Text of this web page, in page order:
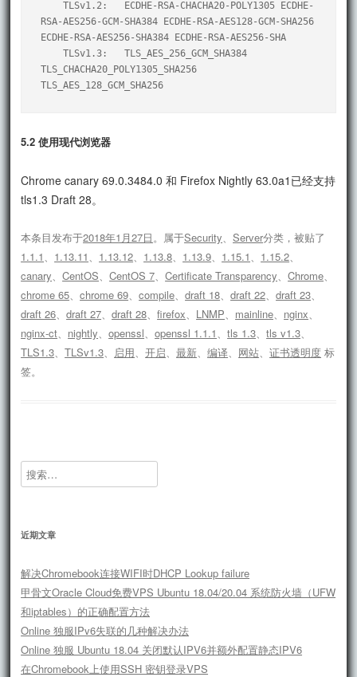
    TLSv1.2:   ECDHE-RSA-CHACHA20-POLY1305 ECDHE-
RSA-AES256-GCM-SHA384 ECDHE-RSA-AES128-GCM-SHA256
ECDHE-RSA-AES256-SHA384 ECDHE-RSA-AES256-SHA
    TLSv1.3:   TLS_AES_256_GCM_SHA384
TLS_CHACHA20_POLY1305_SHA256
5.2 使用现代浏览器
Chrome canary 69.0.3484.0 和 Firefox Nightly 63.0a1已经支持
tls1.3 Draft 28。
本条目发布于2018年1月27日 。属于Security 、Server分类，被贴了
1.1.1
1.13.11 1.13.12 1.13.8 1.13.9 1.15.1 1.15.2
canary 、CentOS 、CentOS 7 、Certificate Transparency 、Chrome
chrome 65 、chrome 69 、compile 、draft 18 、draft 22 、draft 23
draft 26 、draft 27 、draft 28 、firefox LNMP mainline nginx
nginx-ct
nightly 、openssl 、openssl 1.1.1 、tls 1.3 、tls v1.3
TLS1.3 、TLSv1.3 启用 、开启 、最新 、编译 网站 、证书透明度 标
签。
搜
索：
近期文章
解决Chromebook连接WIFI时DHCP Lookup failure
甲骨文Oracle Cloud免费VPS Ubuntu 18.04/20.04 系统防火墙（UFW
和iptables）的正确配置方法
Online 独服IPv6失联的几种解决办法
Online 独服 Ubuntu 18.04 关闭默认IPV6并额外配置静态IPV6
在Chromebook上使用SSH 密钥登录VPS